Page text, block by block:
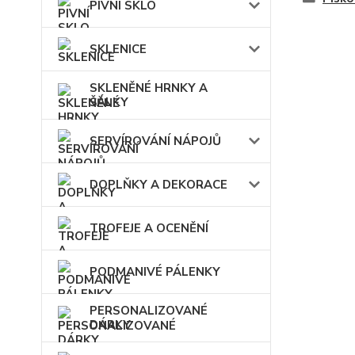
PIVNÍ SKLO
SKLENICE
SKLENĚNÉ HRNKY A
ŠÁLKY
SERVÍROVÁNÍ NÁPOJŮ
DOPLŇKY A DEKORACE
TROFEJE A OCENĚNÍ
PODMANIVÉ PÁLENKY
PERSONALIZOVANÉ
DÁRKY